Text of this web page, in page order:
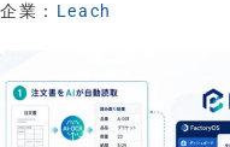
企業： Leach